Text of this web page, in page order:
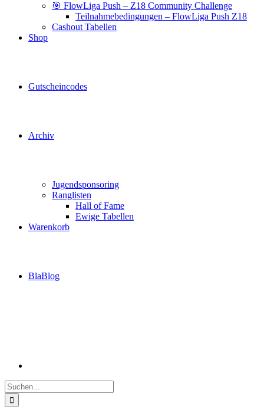
🎯 FlowLiga Push – Z18 Community Challenge
Teilnahmebedingungen – FlowLiga Push Z18
Cashout Tabellen
Shop
Gutscheincodes
Archiv
Jugendsponsoring
Ranglisten
Hall of Fame
Ewige Tabellen
Warenkorb
BlaBlog
Suche
nach: